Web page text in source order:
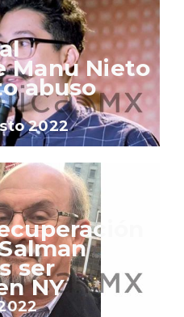
Manu Nieto
abuso
2022
ser
NY